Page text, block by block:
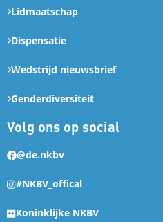
Lidmaatschap
Dispensatie
Wedstrijd nieuwsbrief
Genderdiversiteit
Volg ons op social
@de.nkbv
#NKBV_offical
Koninklijke NKBV